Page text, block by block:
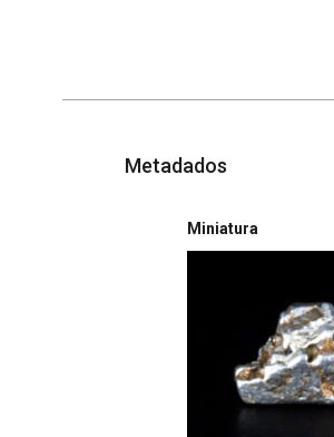
Metadados
Miniatura